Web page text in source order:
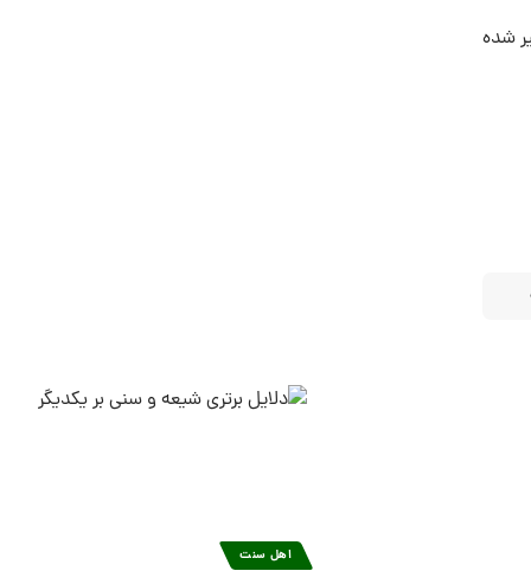
از سوره مائده نیز تفسیر شده
اهل سنت